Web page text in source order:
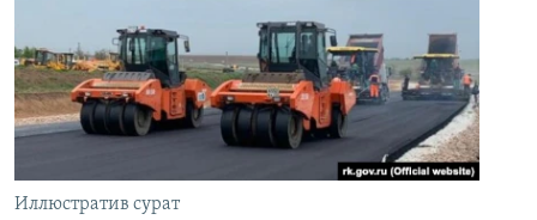
Иллюстратив сурат